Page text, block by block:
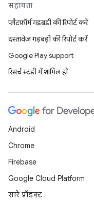
सहायता
प्लैटफ़ॉर्म गड़बड़ी की रिपोर्ट करें
दस्तावेज़ गड़बड़ी की रिपोर्ट करें
Google Play support
रिसर्च स्टडी में शामिल हों
Android
Chrome
Firebase
Google Cloud Platform
सारे प्रॉडक्ट